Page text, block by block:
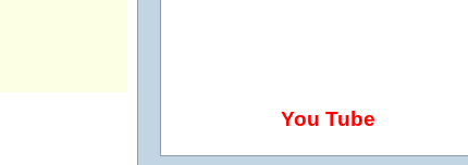
You Tube